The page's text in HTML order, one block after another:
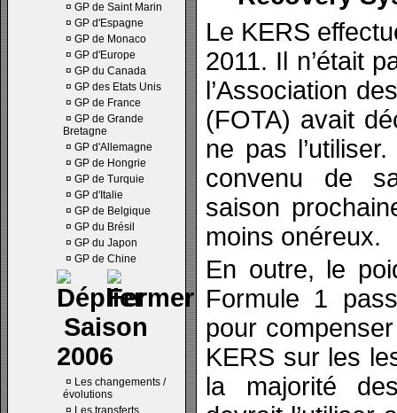
¤ GP de Saint Marin
¤ GP d'Espagne
¤ GP de Monaco
¤ GP d'Europe
¤ GP du Canada
¤ GP des Etats Unis
¤ GP de France
¤ GP de Grande
Bretagne
¤ GP d'Allemagne
¤ GP de Hongrie
¤ GP de Turquie
¤ GP d'Italie
¤ GP de Belgique
¤ GP du Brésil
¤ GP du Japon
¤ GP de Chine
Saison
2006
¤ Les changements /
évolutions
¤ Les transferts
Le KERS
2011. Il n’était
l’Association
(FOTA) avait
ne pas
convenu de
saison
moins onéreux.
En outre, le
Formule 1
pour
KERS sur les
la majorité